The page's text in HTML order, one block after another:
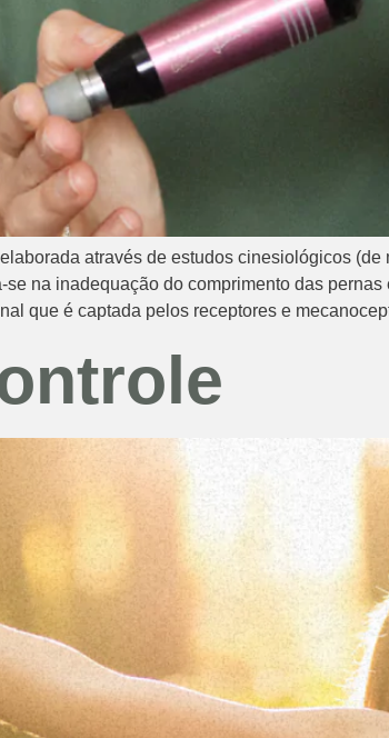
através de estudos cinesiológicos
na inadequação do comprimento das
que é captada pelos receptores e